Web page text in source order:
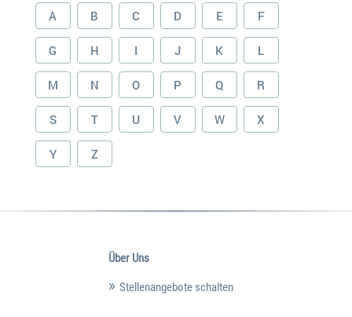
A B C D E F
G H I J K L
M N O P Q R
S T U V W X
Y Z
Über Uns
Stellenangebote schalten